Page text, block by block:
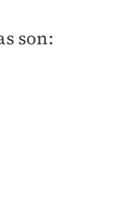
son: